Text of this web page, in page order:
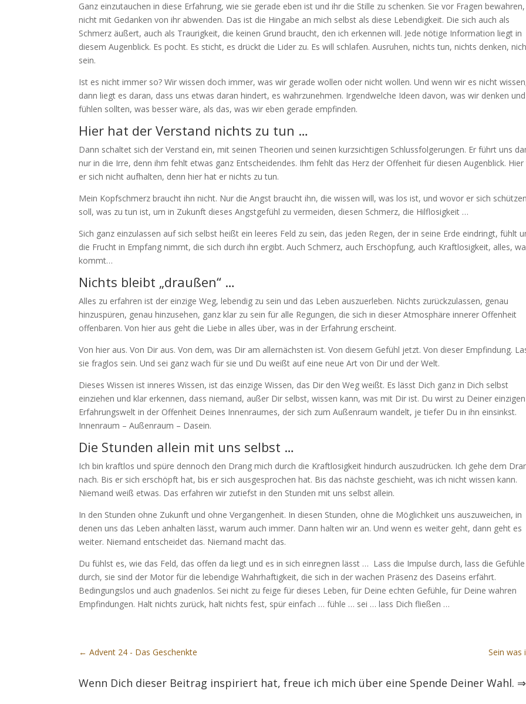
Ganz einzutauchen in diese Erfahrung, wie sie gerade eben ist und ihr die Stille zu schenken. Sie vor Fragen
nicht mit Gedanken von ihr abwenden. Das ist die Hingabe an mich selbst als diese Lebendigkeit. Die sich auch als
Schmerz äußert, auch als Traurigkeit, die keinen Grund braucht, den ich erkennen will. Jede nötige Information liegt in
diesem Augenblick. Es pocht. Es sticht, es drückt die Lider zu. Es will schlafen. Ausruhen, nichts tun, nichts denken,
sein.
Ist es nicht immer so? Wir wissen doch immer, was wir gerade wollen oder nicht wollen. Und wenn wir es nicht
dann liegt es daran, dass uns etwas daran hindert, es wahrzunehmen. Irgendwelche Ideen davon, was wir denken und
fühlen sollten, was besser wäre, als das, was wir eben gerade empfinden.
Hier hat der Verstand nichts zu tun …
Dann schaltet sich der Verstand ein, mit seinen Theorien und seinen kurzsichtigen Schlussfolgerungen. Er führt uns
nur in die Irre, denn ihm fehlt etwas ganz Entscheidendes. Ihm fehlt das Herz der Offenheit für diesen Augenblick. Hier
er sich nicht aufhalten, denn hier hat er nichts zu tun.
Mein Kopfschmerz braucht ihn nicht. Nur die Angst braucht ihn, die wissen will, was los ist, und wovor er sich schützen
soll, was zu tun ist, um in Zukunft dieses Angstgefühl zu vermeiden, diesen Schmerz, die Hilflosigkeit …
Sich ganz einzulassen auf sich selbst heißt ein leeres Feld zu sein, das jeden Regen, der in seine Erde eindringt, fühlt
die Frucht in Empfang nimmt, die sich durch ihn ergibt. Auch Schmerz, auch Erschöpfung, auch Kraftlosigkeit, alles,
kommt…
Nichts bleibt „draußen“ …
Alles zu erfahren ist der einzige Weg, lebendig zu sein und das Leben auszuerleben. Nichts zurückzulassen, genau
hinzuspüren, genau hinzusehen, ganz klar zu sein für alle Regungen, die sich in dieser Atmosphäre innerer Offenheit
offenbaren. Von hier aus geht die Liebe in alles über, was in der Erfahrung erscheint.
Von hier aus. Von Dir aus. Von dem, was Dir am allernächsten ist. Von diesem Gefühl jetzt. Von dieser Empfindung.
sie fraglos sein. Und sei ganz wach für sie und Du weißt auf eine neue Art von Dir und der Welt.
Dieses Wissen ist inneres Wissen, ist das einzige Wissen, das Dir den Weg weißt. Es lässt Dich ganz in Dich selbst
einziehen und klar erkennen, dass niemand, außer Dir selbst, wissen kann, was mit Dir ist. Du wirst zu Deiner einzigen
Erfahrungswelt in der Offenheit Deines Innenraumes, der sich zum Außenraum wandelt, je tiefer Du in ihn einsinkst.
Innenraum – Außenraum – Dasein.
Die Stunden allein mit uns selbst …
Ich bin kraftlos und spüre dennoch den Drang mich durch die Kraftlosigkeit hindurch auszudrücken. Ich gehe dem
nach. Bis er sich erschöpft hat, bis er sich ausgesprochen hat. Bis das nächste geschieht, was ich nicht wissen kann.
Niemand weiß etwas. Das erfahren wir zutiefst in den Stunden mit uns selbst allein.
In den Stunden ohne Zukunft und ohne Vergangenheit. In diesen Stunden, ohne die Möglichkeit uns auszuweichen, in
denen uns das Leben anhalten lässt, warum auch immer. Dann halten wir an. Und wenn es weiter geht, dann geht es
weiter. Niemand entscheidet das. Niemand macht das.
Du fühlst es, wie das Feld, das offen da liegt und es in sich einregnen lässt … Lass die Impulse durch, lass die Gefühle
durch, sie sind der Motor für die lebendige Wahrhaftigkeit, die sich in der wachen Präsenz des Daseins erfährt.
Bedingungslos und auch gnadenlos. Sei nicht zu feige für dieses Leben, für Deine echten Gefühle, für Deine wahren
Empfindungen. Halt nichts zurück, halt nichts fest, spür einfach … fühle … sei … lass Dich fließen …
←Advent 24 - Das Geschenkte Sein was
Wenn Dich dieser Beitrag inspiriert hat, freue ich mich über eine Spende Deiner Wahl. ⇒